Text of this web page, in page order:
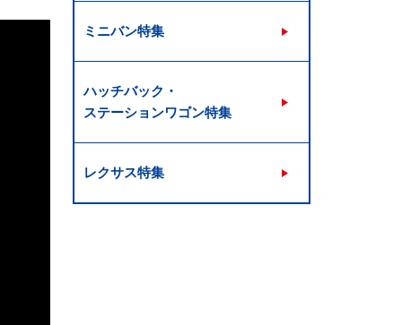
ミニバン特集
ハッチバック・
ステーションワゴン特集
レクサス特集